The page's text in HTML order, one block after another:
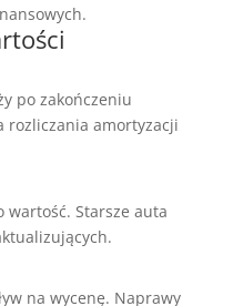
po zakończeniu
rozliczania amortyzacji
wartość. Starsze auta
na wycenę. Naprawy